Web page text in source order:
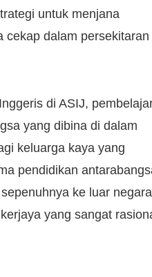
untuk menjana
cekap dalam persekitaran
di ASIJ,
yang dibina di dalam
keluarga kaya yang
pendidikan
ke luar negara
yang sangat